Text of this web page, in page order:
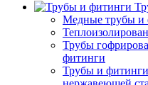
Медные трубы и
Трубы
фитинги
Трубы и